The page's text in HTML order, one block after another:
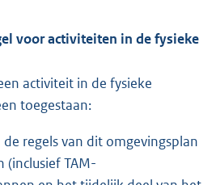
voor activiteiten in de fysieke
activiteit in de fysieke
toegestaan:
regels van dit omgevingsplan
(inclusief TAM-